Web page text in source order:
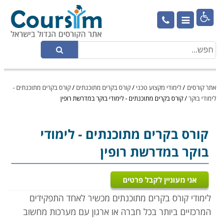

אתר קורסים /לימודי מקצוע טכני /קורס בקרים מתוכנתים /קורס בקרים מתוכנתים -
לימודי בוקר/קורס בקרים מתוכנתים - לימודי בוקר במדרשת רופין
קורס בקרים מתוכנתים - לימודי
בוקר במדרשת רופין
אני מעוניין לקבל פרטים
לימודי קורס בקרים מתוכנתים מכשיר לאחד התפקידים
המרכזיים ביותר בכל חברה או ארגון עם מערכות מחשוב